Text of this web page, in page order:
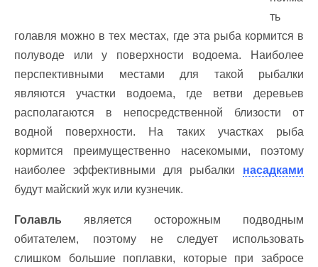
ть
голавля можно в тех местах, где эта рыба кормится в
полуводе или у поверхности водоема. Наиболее
перспективными местами для такой рыбалки
являются участки водоема, где ветви деревьев
располагаются в непосредственной близости от
водной поверхности. На таких участках рыба
кормится преимущественно насекомыми, поэтому
наиболее эффективными для рыбалки насадками
будут майский жук или кузнечик.
Голавль является осторожным подводным
обитателем, поэтому не следует использовать
слишком большие поплавки, которые при забросе